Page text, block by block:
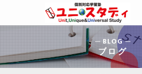
BLOG
ブログ